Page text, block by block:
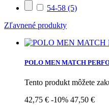
54-58 (5)
Zľavnené produkty
POLO MEN MATCH
Tento produkt môžete
42,75 € -10% 47,50 €